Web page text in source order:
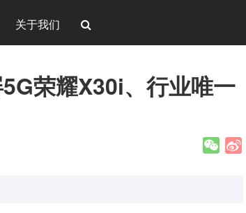
关于我们
荣耀X30i、行业唯一